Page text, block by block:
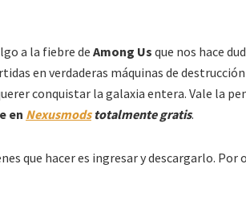
a la fiebre deAmong Us que nos hace
en verdaderas máquinas de
conquistar la galaxia entera. Vale la
en Nexusmodstotalmente gratis.
que hacer es ingresar y descargarlo.